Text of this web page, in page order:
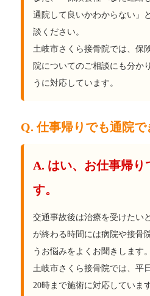
通院して良いかわからない」
談ください。
土岐市さくら接骨院では、保
院についてのご相談にも分か
うに対応しています。
Q. 仕事帰りでも通院で
A. はい、お仕事帰り
す。
交通事故後は治療を受けたい
が終わる時間には病院や接骨
うお悩みをよくお聞きします。
土岐市さくら接骨院では、平
20時まで施術に対応しています